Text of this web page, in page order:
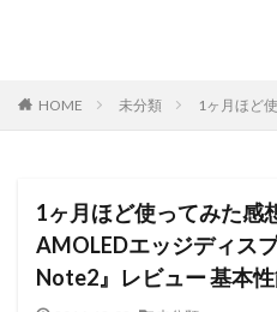
HOME 未分類 1ヶ月ほど
1ヶ月ほど使ってみた感
AMOLEDエッジディス
Note2』レビュー 基本